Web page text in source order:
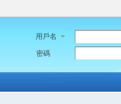
用戶名
密碼